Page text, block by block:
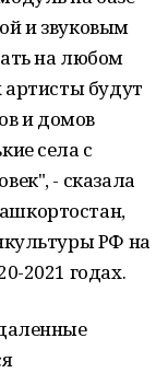
и звуковым
на любом
артисты будут
и домов
села с
- сказала
РФ на
2021 годах.